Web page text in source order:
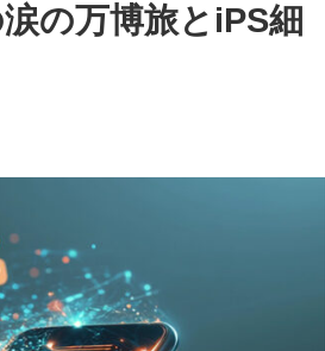
の万博旅とiPS細